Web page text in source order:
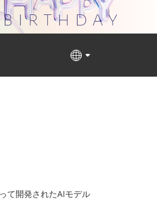
て開発されたAIモデル